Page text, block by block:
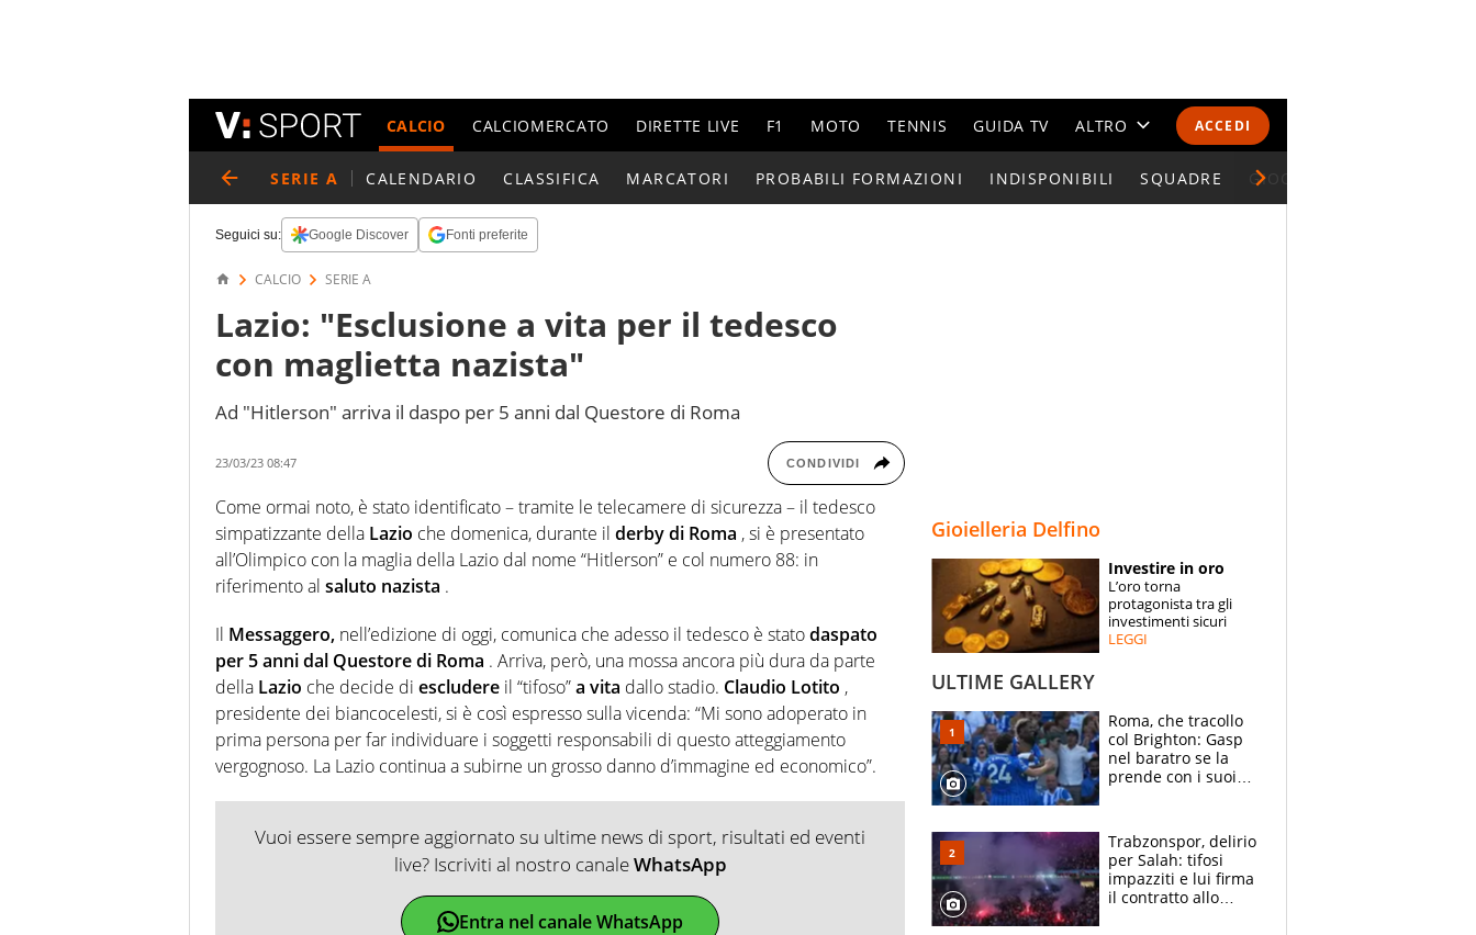
ACCEDI
CALCIO CALCIOMERCATO DIRETTE LIVE F1 MOTO TENNIS GUIDA TV ALTRO
CALENDARI E CLASSIFICHE
ESPERTI
CONTATTI
SERIE A CALENDARIO CLASSIFICA MARCATORI PROBABILI FORMAZIONI INDISPONIBILI SQUADRE GIOCATORI SERIE A
Seguici su: Google Discover Fonti preferite
CALCIO SERIE A
Lazio: "Esclusione a vita per il tedesco
con maglietta nazista"
Ad "Hitlerson" arriva il daspo per 5 anni dal Questore di Roma
23/03/23 08:47 CONDIVIDI
Come ormai noto, è stato identificato – tramite le telecamere di sicurezza – il tedesco
simpatizzante della Lazio che domenica, durante il derby di Roma , si è presentato
all’Olimpico con la maglia della Lazio dal nome “Hitlerson” e col numero 88: in
riferimento al saluto nazista .
Il Messaggero, nell’edizione di oggi, comunica che adesso il tedesco è statodaspato
per 5 anni dal Questore di Roma . Arriva, però, una mossa ancora più dura da parte
della Lazio che decide di escludere il “tifoso”a vita dallo stadio. Claudio Lotito ,
presidente dei biancocelesti, si è così espresso sulla vicenda: “Mi sono adoperato in
prima persona per far individuare i soggetti responsabili di questo atteggiamento
vergognoso. La Lazio continua a subirne un grosso danno d’immagine ed economico”.
Vuoi essere sempre aggiornato su ultime news di sport, risultati ed eventi
live? Iscriviti al nostro canaleWhatsApp
Entra nel canale WhatsApp
Gioielleria Delfino
Investire in oro
L’oro torna
protagonista tra gli
investimenti sicuri
LEGGI
ULTIME GALLERY
Roma, che tracollo
col Brighton: Gasp
nel baratro se la
prende con i suoi
Trabzonspor, delirio
per Salah: tifosi
impazziti e lui firma
il contratto allo